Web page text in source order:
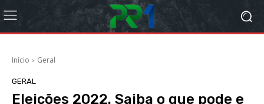
Início Geral
GERAL
Eleições 2022. Saiba o que pode e